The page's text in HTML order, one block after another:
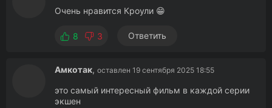
Очень нравится Кроули 😁
8 3 Ответить
Амкотак, оставлен 19 сентября 2025 18:55
это самый интересный фильм в каждой серии
экшен